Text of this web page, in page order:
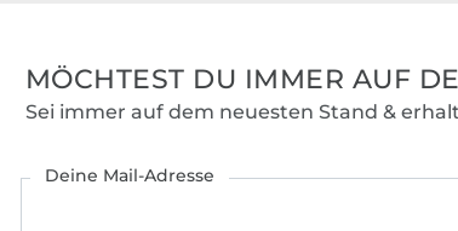
MÖCHTEST DU IMMER AUF
Sei immer auf dem neuesten Stand &
Deine Mail-Adresse